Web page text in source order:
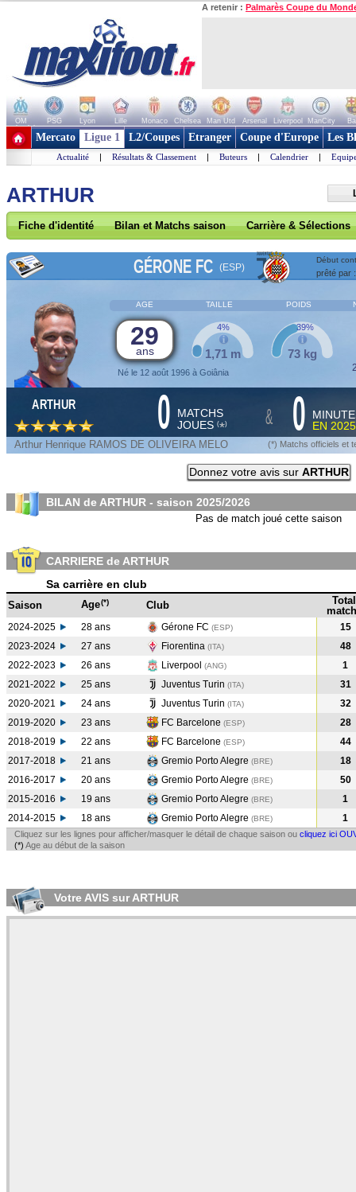
A retenir : Palmarès Coupe du
OM PSG Lyon Lille Monaco Chelsea Man Utd Arsenal Liverpool ManCity
+ de clubs
Mercato Ligue 1 L2/Coupes Etranger Coupe d'Europe Les
Actualité | Résultats & Classement | Buteurs | Calendrier |
ARTHUR
Fiche d'identité Bilan et Matchs saison Carrière & Sélections
GÉRONE FC (ESP)
Début
prêté par
AGE TAILLE POIDS
29
ans
Né le 12 août 1996 à Goiânia
1,71 m
4%
73 kg
39%
ARTHUR 0 MATCHS
JOUES (*) & 0
EN
Arthur Henrique RAMOS DE OLIVEIRA MELO (*) Matchs officiels et
Donnez votre avis sur ARTHUR
BILAN de ARTHUR - saison 2025/2026
Pas de match joué cette saison
CARRIERE de ARTHUR
Sa carrière en club
Saison Age(*) Club
Total
2024-2025 28 ans Gérone FC (ESP)
15
2023-2024
27 ans Fiorentina (ITA)
48
2022-2023
26 ans Liverpool (ANG)
1
2021-2022
25 ans Juventus Turin (ITA)
31
2020-2021
24 ans Juventus Turin (ITA)
32
2019-2020
23 ans FC Barcelone (ESP)
28
2018-2019
22 ans FC Barcelone (ESP)
44
2017-2018
21 ans Gremio Porto Alegre (BRE)
18
2016-2017
20 ans Gremio Porto Alegre (BRE)
50
2015-2016
19 ans Gremio Porto Alegre (BRE)
1
2014-2015
18 ans Gremio Porto Alegre (BRE) 1
Cliquez sur les lignes pour afficher/masquer le détail de chaque saison ou cliquez ici
(*) Age au début de la saison
Votre AVIS sur ARTHUR